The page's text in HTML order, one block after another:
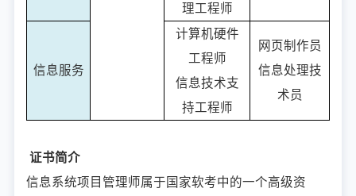
理工程师
信息服务
计算机硬件
工程师
信息技术支
持工程师
网页制作员
信息处理技
术员
证书简介
信息系统项目管理师属于国家软考中的一个高级资